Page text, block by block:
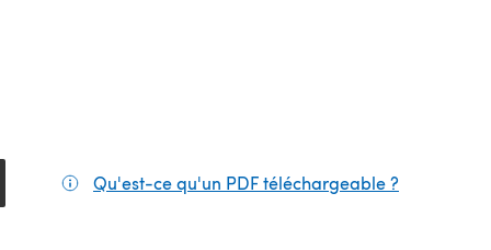
onglet) Qu'est-ce qu'un PDF téléchargeable ?